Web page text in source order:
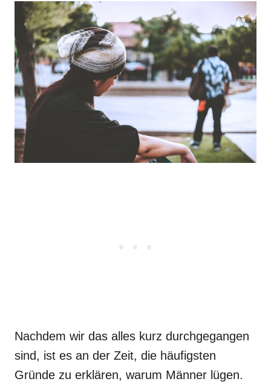
Nachdem wir das alles kurz durchgegangen
sind, ist es an der Zeit, die häufigsten
Gründe zu erklären, warum Männer lügen.